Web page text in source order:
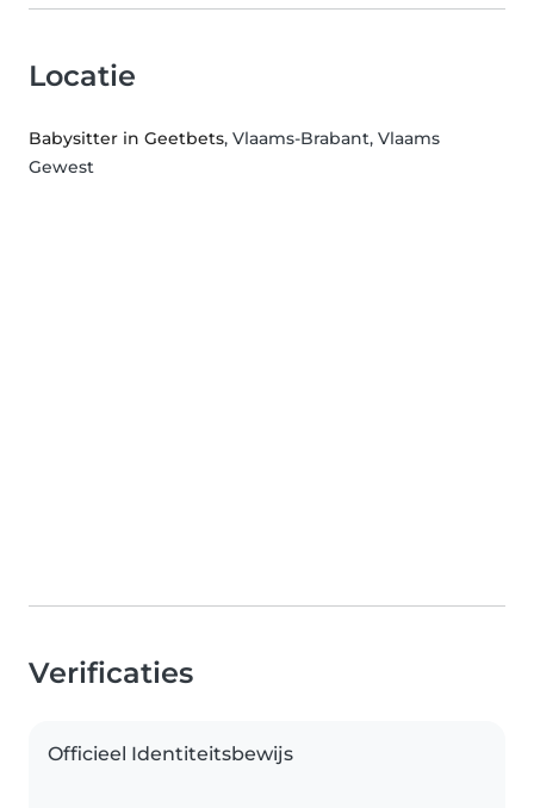
Locatie
Babysitter in Geetbets, Vlaams-Brabant, Vlaams
Gewest
Verificaties
Officieel Identiteitsbewijs